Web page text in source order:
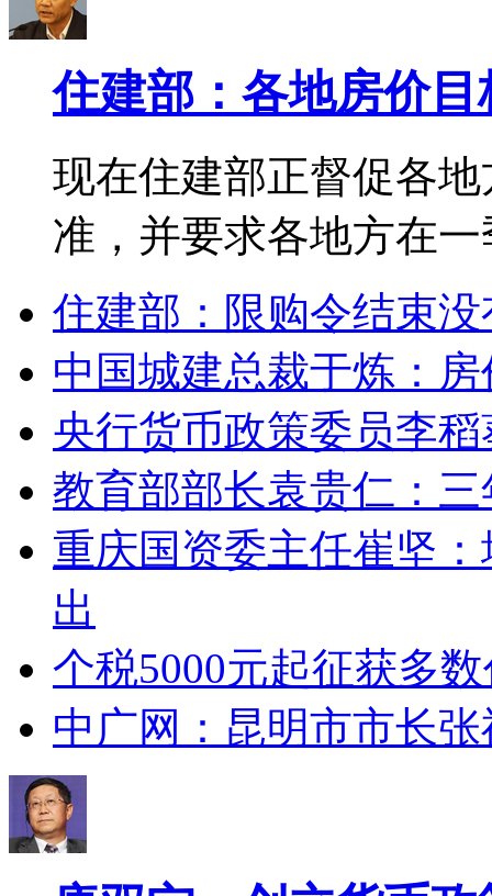
住建部：各地房价
现在住建部正督促各
准，并要求各地方在
住建部：限购令结束
中国城建总裁于炼：
央行货币政策委员李
教育部部长袁贵仁：
重庆国资委主任崔坚
出
个税5000元起征获多
中广网：昆明市市长